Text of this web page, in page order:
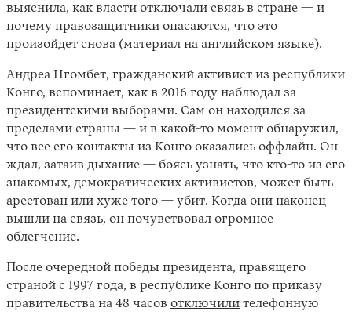
выяснила, как власти отключали связь в стране — и
почему правозащитники опасаются, что это
произойдет снова (материал на английском языке).
Андреа Нгомбет, гражданский активист из республики
Конго, вспоминает, как в 2016 году наблюдал за
президентскими выборами. Сам он находился за
пределами страны — и в какой-то момент обнаружил,
что все его контакты из Конго оказались оффлайн. Он
ждал, затаив дыхание — боясь узнать, что кто-то из его
знакомых, демократических активистов, может быть
арестован или хуже того — убит. Когда они наконец
вышли на связь, он почувствовал огромное
облегчение.
После очередной победы президента, правящего
страной с 1997 года, в республике Конго по приказу
правительства на 48 часов отключили телефонную